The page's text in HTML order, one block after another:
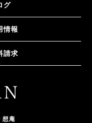
グ
情報
請求
想庵